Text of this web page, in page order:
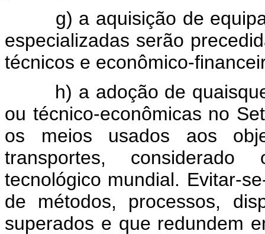
g) a aquisição de
especializadas serão
técnicos e econômico-
h) a adoção de
ou técnico-econômicas no
os meios usados aos
transportes,
tecnológico mundial. Evitar-
de métodos, processos,
superados e que redundem